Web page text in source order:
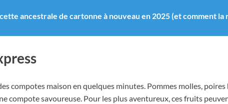
ancestrale de cartonne à nouveau en 2025 (et comment
compotes maison en quelques minutes. Pommes molles,
compote savoureuse. Pour les plus aventureux, ces fruits